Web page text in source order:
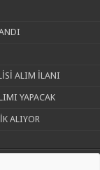
ALIM İLANI
YAPACAK
ALIYOR